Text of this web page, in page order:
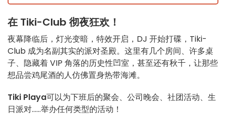
在 Tiki-Club 彻夜狂欢！
夜幕降临后，灯光变暗，特效开启，DJ 开始打碟，Tiki-
Club 成为名副其实的派对圣殿。这里有几个房间、许多桌
子、隐藏着 VIP 角落的历史性凹室，甚至还有秋千，让那些
想品尝鸡尾酒的人仿佛置身热带海滩。
Tiki Playa可以为下班后的聚会、公司晚会、社团活动、生
日派对......举办任何类型的活动！